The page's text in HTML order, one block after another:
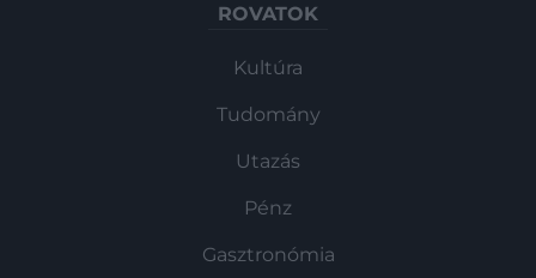
ROVATOK
Kultúra
Tudomány
Utazás
Pénz
Gasztronómia